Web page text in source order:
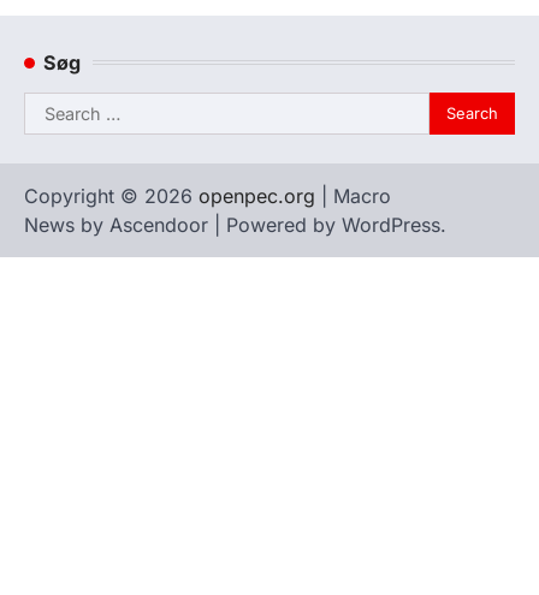
Søg
Search
for:
Copyright © 2026 openpec.org | Macro
News by Ascendoor | Powered by WordPress.